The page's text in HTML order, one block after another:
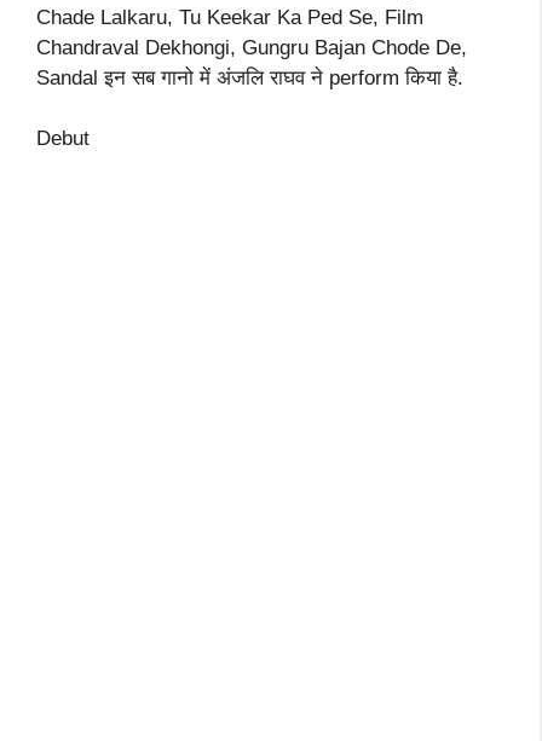
Chade Lalkaru, Tu Keekar Ka Ped Se, Film
Chandraval Dekhongi, Gungru Bajan Chode De,
Sandal इन सब गानो में अंजलि राघव ने perform किया है.
Debut